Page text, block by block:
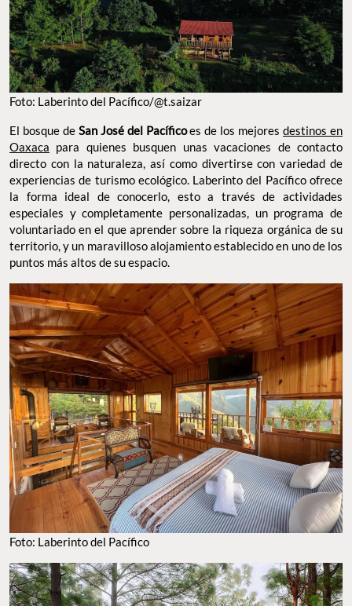
Foto: Laberinto del Pacífico/@t.saizar
El bosque de San José del Pacíficoes de los mejoresdestinos en
Oaxaca para quienes busquen unas vacaciones de contacto
directo con la naturaleza, así como divertirse con variedad de
experiencias de turismo ecológico. Laberinto del Pacífico ofrece
la forma ideal de conocerlo, esto a través de actividades
especiales y completamente personalizadas, un programa de
voluntariado en el que aprender sobre la riqueza orgánica de su
territorio, y un maravilloso alojamiento establecido en uno de los
puntos más altos de su espacio.
Foto: Laberinto del Pacífico